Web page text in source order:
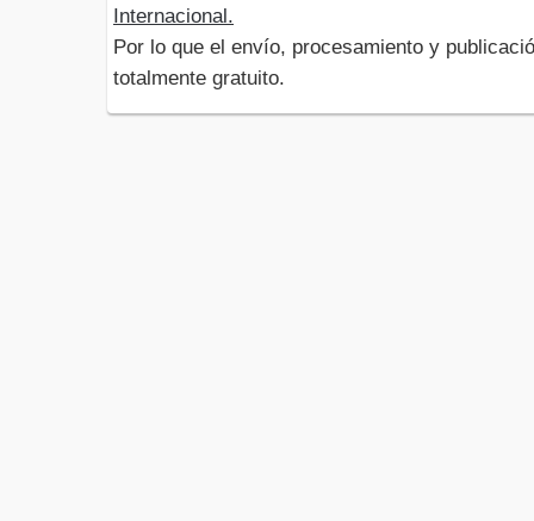
Internacional.
Por lo que el envío, procesamiento y
totalmente gratuito.